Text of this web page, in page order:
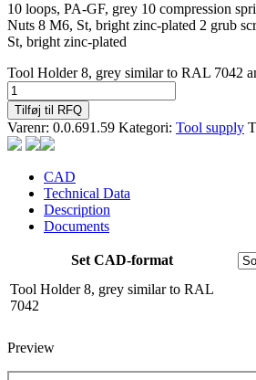
10 loops, PA-GF, grey 10 compression
Nuts 8 M6, St, bright zinc-plated 2 grub
St, bright zinc-plated
Tool Holder 8, grey similar to RAL 7042
Tilføj til RFQ
Varenr: 0.0.691.59 Kategori: Tool supply
CAD
Technical Data
Description
Documents
Set CAD-format
Tool Holder 8, grey similar to RAL
7042
Preview